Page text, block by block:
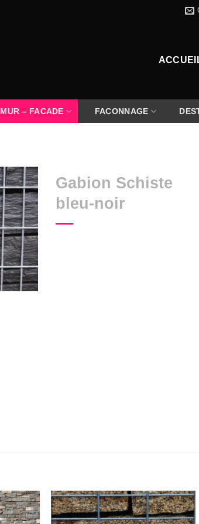
MUR – FACADE FACONNAGE
Gabion Schiste
bleu-noir